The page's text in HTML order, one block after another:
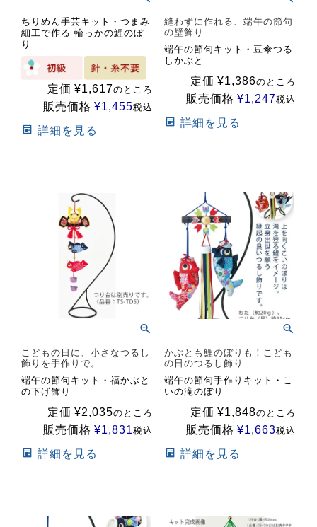
ちりめん手芸キット・つまみ
細工で作る 輪っかの鯉のぼ
り
定価 ¥1,617のところ
販売価格 ¥1,455税込
詳細を見る
縫わずに作れる、端午の節句
の壁飾り
端午の節句キット・豆傘つる
しかぶと
定価 ¥1,386のところ
販売価格 ¥1,247税込
詳細を見る
こどもの日に、小さなつるし
飾りを手作りで。
端午の節句キット・福かぶと
の下げ飾り
定価 ¥2,035のところ
販売価格 ¥1,831税込
詳細を見る
かぶとも鯉のぼりも！こども
の日のつるし飾り
端午の節句手作りキット・こ
いの滝のぼり
定価 ¥1,848のところ
販売価格 ¥1,663税込
詳細を見る